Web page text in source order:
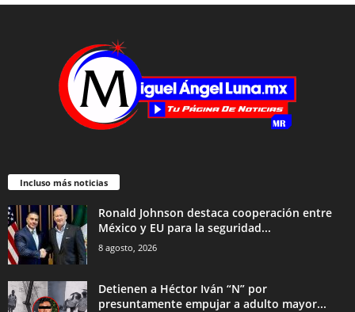
Incluso más noticias
Ronald Johnson destaca cooperación entre
México y EU para la seguridad...
8 agosto, 2026
Detienen a Héctor Iván “N” por
presuntamente empujar a adulto mayor...